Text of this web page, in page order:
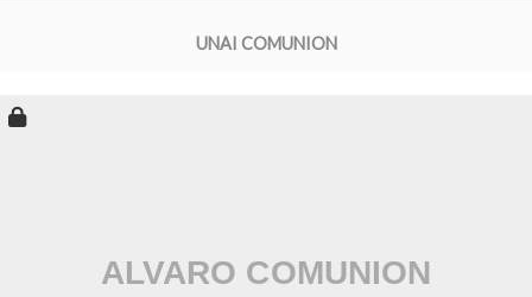
UNAI COMUNION